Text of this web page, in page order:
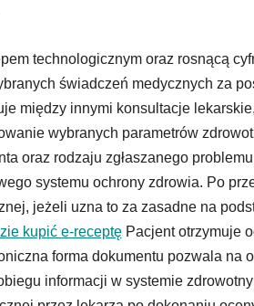
technologicznym oraz rosnącą
świadczeń medycznych za
między innymi konsultacje
wybranych parametrów
oraz rodzaju zgłaszanego
systemu ochrony zdrowia. Po
jeżeli uzna to za zasadne na
kupić e-receptęPacjent otrzymuje
forma dokumentu pozwala na
informacji w systemie